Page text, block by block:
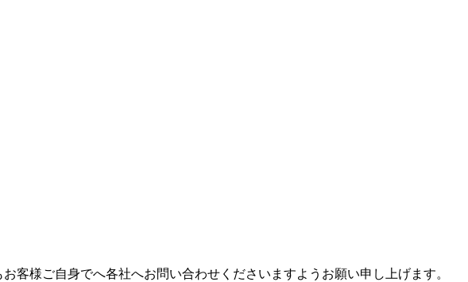
客様ご自身でへ各社へお問い合わせくださいますようお願い申し上げます。